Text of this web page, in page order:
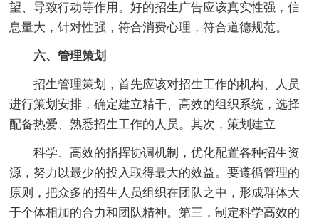
望、导致行动等作用。好的招生广告应该真实性强，信
息量大，针对性强，符合消费心理，符合道德规范。
六、管理策划
招生管理策划，首先应该对招生工作的机构、人员
进行策划安排，确定建立精干、高效的组织系统，选择
配备热爱、熟悉招生工作的人员。其次，策划建立
科学、高效的指挥协调机制，优化配置各种招生资
源，努力以最少的投入取得最大的效益。要遵循管理的
原则，把众多的招生人员组织在团队之中，形成群体大
于个体相加的合力和团队精神。第三，制定科学高效的